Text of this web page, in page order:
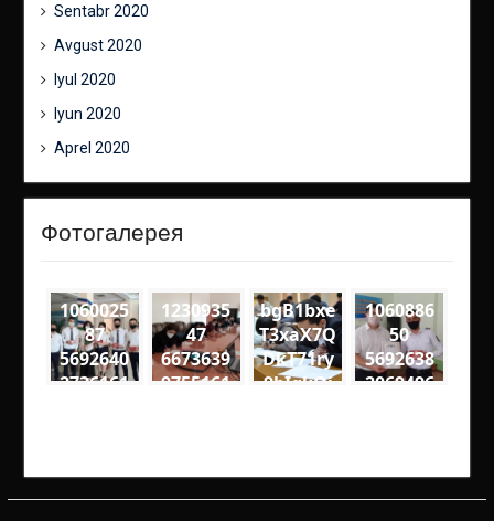
Sentabr 2020
Avgust 2020
Iyul 2020
Iyun 2020
Aprel 2020
Фотогалерея
1060025
87
5692640
2736161
99951 n
1230935
47
6673639
9755161
61205 n
bgB1bxe
T3xaX7Q
DkT71ry
9bIgkQj
1060886
50
5692638
2069496
60108 n